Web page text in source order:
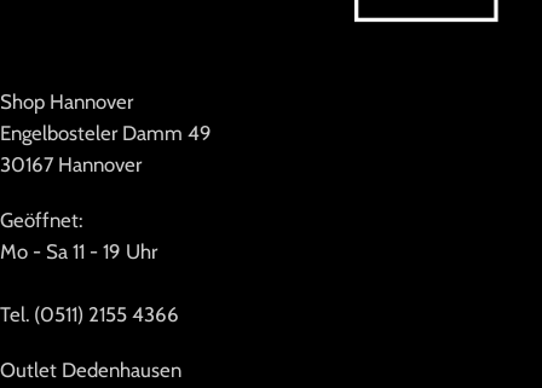
Shop Hannover
Engelbosteler Damm 49
30167 Hannover
Geöffnet:
Mo - Sa 11 - 19 Uhr
Tel. (0511) 2155 4366
Outlet Dedenhausen